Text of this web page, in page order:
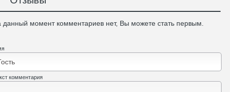
данный момент комментариев нет, Вы можете стать первым.
комментария